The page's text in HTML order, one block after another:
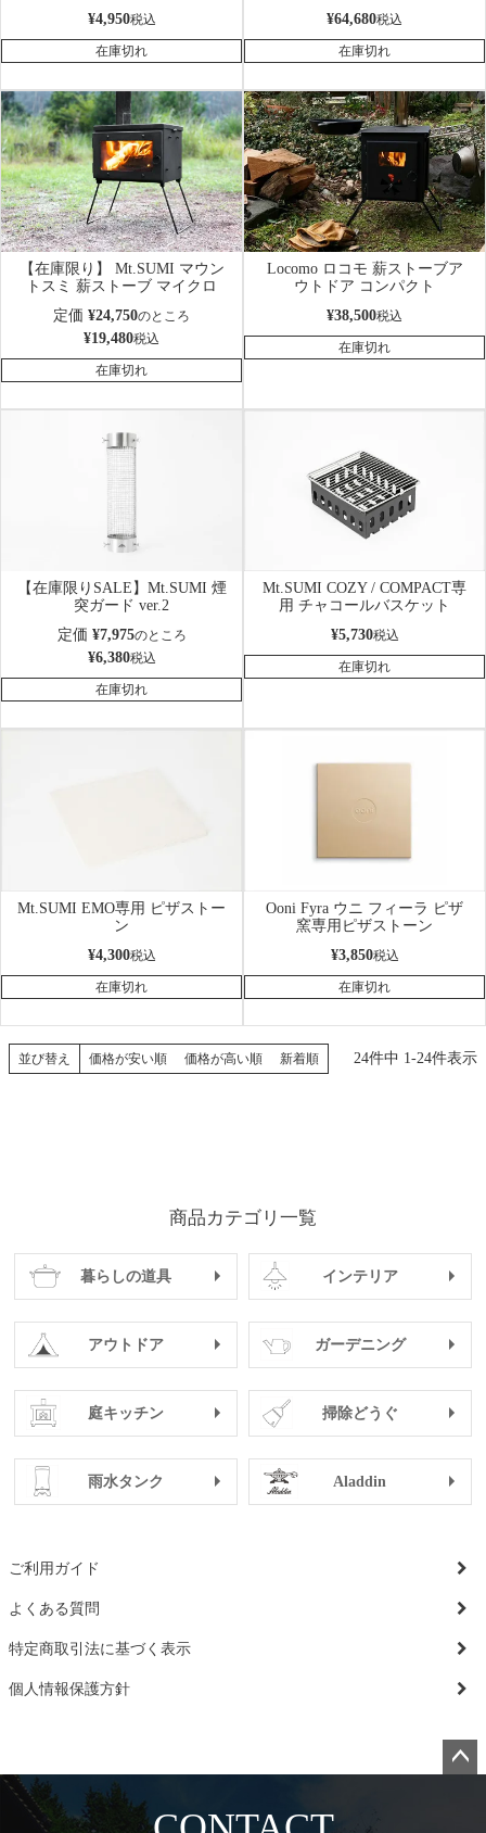
¥4,950税込
在庫切れ
¥64,680税込
在庫切れ
【在庫限り】 Mt.SUMI マウン
トスミ 薪ストーブ マイクロ
定価 ¥24,750のところ
¥19,480税込
在庫切れ
Locomo ロコモ 薪ストーブア
ウトドア コンパクト
¥38,500税込
在庫切れ
【在庫限りSALE】Mt.SUMI 煙
突ガード ver.2
定価 ¥7,975のところ
¥6,380税込
在庫切れ
Mt.SUMI COZY / COMPACT専
用 チャコールバスケット
¥5,730税込
在庫切れ
Mt.SUMI EMO専用 ピザストー
ン
¥4,300税込
在庫切れ
Ooni Fyra ウニ フィーラ ピザ
窯専用ピザストーン
¥3,850税込
在庫切れ
並び替え 価格が安い順 価格が高い順 新着順 24件中 1-24件表示
商品カテゴリ一覧
暮らしの道具 インテリア
アウトドア ガーデニング
庭キッチン 掃除どうぐ
雨水タンク Aladdin
ご利用ガイド
よくある質問
特定商取引法に基づく表示
個人情報保護方針